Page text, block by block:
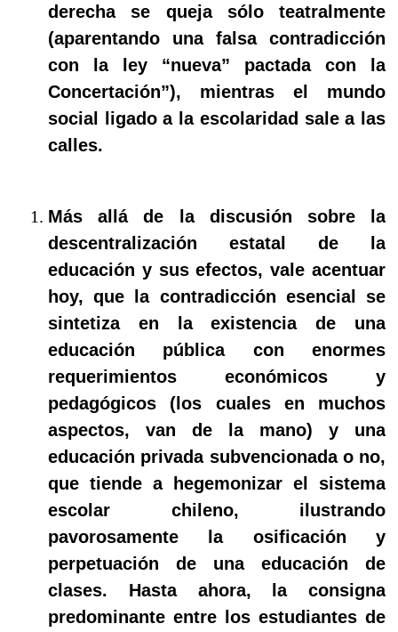
derecha se queja sólo teatralmente
(aparentando una falsa contradicción
con la ley “nueva” pactada con la
Concertación”), mientras el mundo
social ligado a la escolaridad sale a las
calles.
Más allá de la discusión sobre la
descentralización estatal de la
educación y sus efectos, vale acentuar
hoy, que la contradicción esencial se
sintetiza en la existencia de una
educación pública con enormes
requerimientos económicos y
pedagógicos (los cuales en muchos
aspectos, van de la mano) y una
educación privada subvencionada o no,
que tiende a hegemonizar el sistema
escolar chileno, ilustrando
pavorosamente la osificación y
perpetuación de una educación de
clases. Hasta ahora, la consigna
predominante entre los estudiantes de